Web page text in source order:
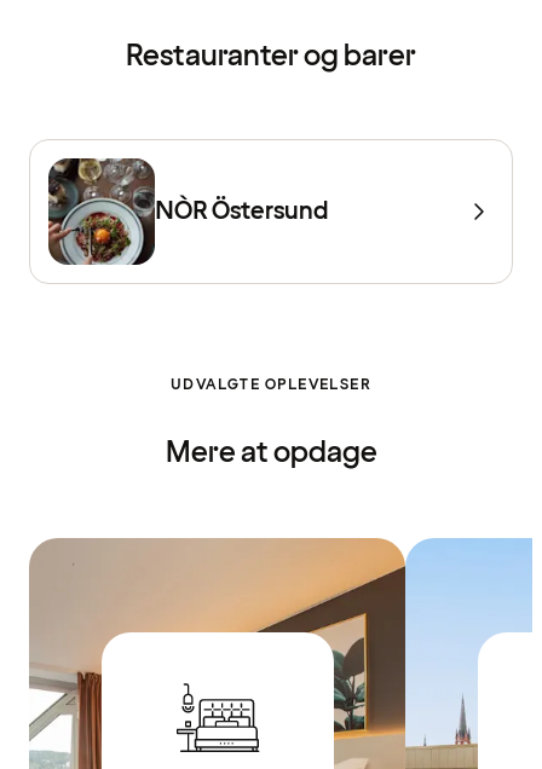
Restauranter og barer
NÒR Östersund
UDVALGTE OPLEVELSER
Mere at opdage